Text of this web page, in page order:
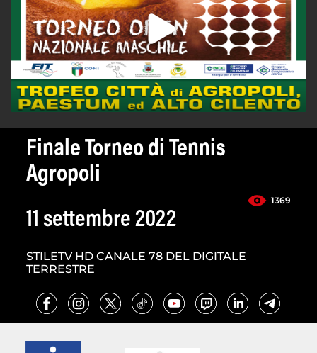
Finale Torneo di Tennis
Agropoli
1369
11 settembre 2022
STILETV HD CANALE 78 DEL DIGITALE
TERRESTRE